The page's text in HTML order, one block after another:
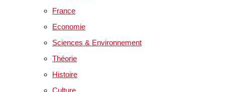
France
Economie
Sciences & Environnement
Théorie
Histoire
Culture